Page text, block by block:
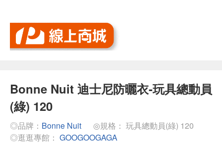
Bonne Nuit 迪士尼防曬衣-玩具總動員
(綠) 120
◎品牌： Bonne Nuit
◎規格： 玩具總動員(綠) 120
◎逛逛專館： GOOGOOGAGA